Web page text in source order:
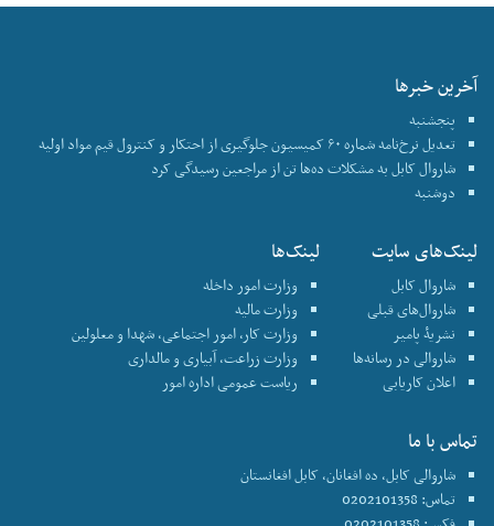
آخرین خبرها
پنجشنبه
تعدیل نرخ‌نامه شماره ۶۰ کمیسیون جلوگیری از احتکار و کنترول قیم مواد اولیه
شاروال کابل به مشکلات ده‌ها تن از مراجعین رسیدگی کرد
دوشنبه
لینک‌های سایت
شاروال کابل
شاروال‌های قبلی
نشریۀ پامیر
شاروالی در رسانه‌ها
اعلان کاریابی
لینک‌ها
وزارت امور داخله
وزارت مالیه
وزارت کار، امور اجتماعی، شهدا و معلولین
وزارت زراعت، آبیاری و مالداری
ریاست عمومی اداره امور
تماس با ما
شاروالی کابل، ده افغانان، کابل افغانستان
تماس: 0202101358